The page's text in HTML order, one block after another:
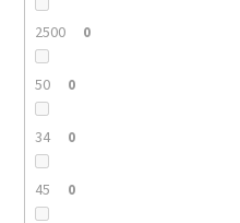
2500 0
50 0
34 0
45 0